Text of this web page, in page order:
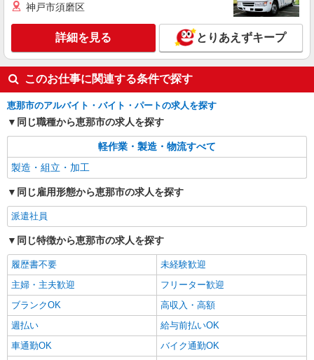
神戸市須磨区
詳細を見る とりあえずキープ
このお仕事に関連する条件で探す
恵那市のアルバイト・バイト・パートの求人を探す
同じ職種から恵那市の求人を探す
軽作業・製造・物流すべて
製造・組立・加工
同じ雇用形態から恵那市の求人を探す
派遣社員
同じ特徴から恵那市の求人を探す
履歴書不要
未経験歓迎
主婦・主夫歓迎
フリーター歓迎
ブランクOK
高収入・高額
週払い
給与前払いOK
車通勤OK
バイク通勤OK